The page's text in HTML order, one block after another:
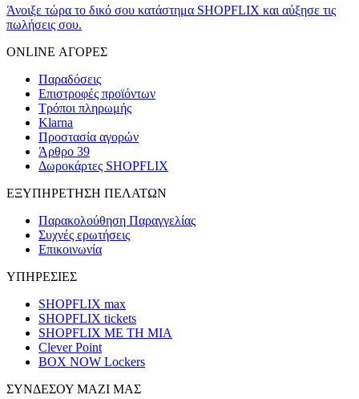
Άνοιξε τώρα το δικό σου κατάστημα SHOPFLIX και αύξησε τις
πωλήσεις σου.
ONLINE ΑΓΟΡΕΣ
Παραδόσεις
Επιστροφές προϊόντων
Τρόποι πληρωμής
Klarna
Προστασία αγορών
Άρθρο 39
Δωροκάρτες SHOPFLIX
ΕΞΥΠΗΡΕΤΗΣΗ ΠΕΛΑΤΩΝ
Παρακολούθηση Παραγγελίας
Συχνές ερωτήσεις
Επικοινωνία
ΥΠΗΡΕΣΙΕΣ
SHOPFLIX max
SHOPFLIX tickets
SHOPFLIX ΜΕ ΤΗ ΜΙΑ
Clever Point
BOX NOW Lockers
ΣΥΝΔΕΣΟΥ ΜΑΖΙ ΜΑΣ